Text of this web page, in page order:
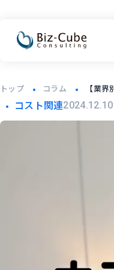
トップ コラム 【業
コスト関連2024.12.10